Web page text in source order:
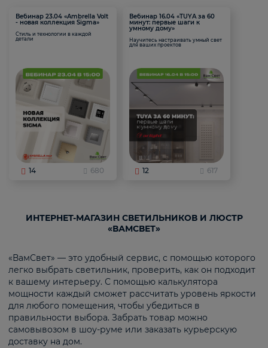
Вебинар 23.04 «Ambrella Volt
- новая коллекция Sigma»
Стиль и технологии в каждой
детали
14 680
Вебинар 16.04 «TUYA за 60
минут: первые шаги к
умному дому»
Научитесь настраивать умный свет
для ваших проектов
12 617
ИНТЕРНЕТ-МАГАЗИН СВЕТИЛЬНИКОВ И ЛЮСТР
«ВАМСВЕТ»
«ВамСвет» — это удобный сервис, с помощью которого
легко выбрать светильник, проверить, как он подходит
к вашему интерьеру. С помощью калькулятора
мощности каждый сможет рассчитать уровень яркости
для любого помещения, чтобы убедиться в
правильности выбора. Забрать товар можно
самовывозом в шоу-руме или заказать курьерскую
доставку на дом.